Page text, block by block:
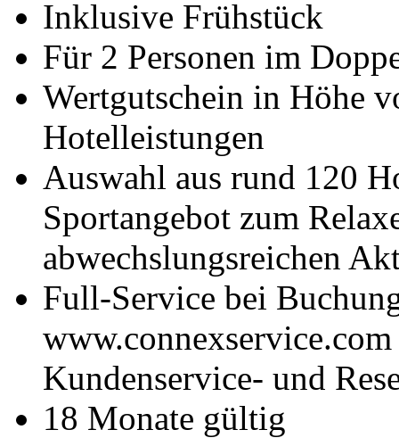
Inklusive Frühstück
Für 2 Personen im
Wertgutschein in Höhe
Hotelleistungen
Auswahl aus rund 120
Sportangebot zum
abwechslungsreichen
Full-Service bei
Kundenservice- und
18 Monate gültig